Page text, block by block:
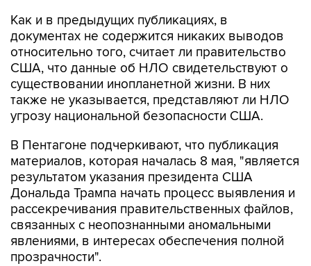
Как и в предыдущих публикациях, в
документах не содержится никаких выводов
относительно того, считает ли правительство
США, что данные об НЛО свидетельствуют о
существовании инопланетной жизни. В них
также не указывается, представляют ли НЛО
угрозу национальной безопасности США.
В Пентагоне подчеркивают, что публикация
материалов, которая началась 8 мая, "является
результатом указания президента США
Дональда Трампа начать процесс выявления и
рассекречивания правительственных файлов,
связанных с неопознанными аномальными
явлениями, в интересах обеспечения полной
прозрачности".